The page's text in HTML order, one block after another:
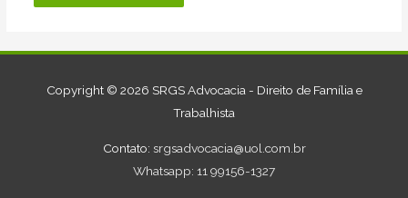
Copyright © 2026 SRGS Advocacia - Direito de Família e
Trabalhista
Contato: srgsadvocacia@uol.com.br
Whatsapp: 11 99156-1327